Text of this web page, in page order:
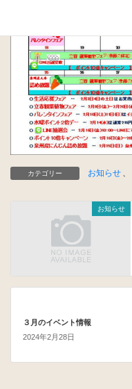
カテゴリー お知らせ 、
お知らせ
３月のイベント情報
2024年2月28日